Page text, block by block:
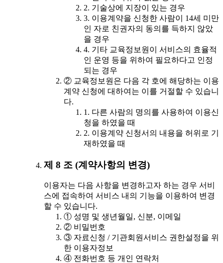
2. 기술상에 지장이 있는 경우
3. 이용계약을 신청한 사람이 14세 미만
인 자로 친권자의 동의를 득하지 않았
을 경우
4. 기타 교육정보원이 서비스의 효율적
인 운영 등을 위하여 필요하다고 인정
되는 경우
② 교육정보원은 다음 각 호에 해당하는 이용
계약 신청에 대하여는 이를 거절할 수 있습니
다.
1. 다른 사람의 명의를 사용하여 이용신
청을 하였을 때
2. 이용계약 신청서의 내용을 허위로 기
재하였을 때
제 8 조 (계약사항의 변경)
이용자는 다음 사항을 변경하고자 하는 경우 서비
스에 접속하여 서비스 내의 기능을 이용하여 변경
할 수 있습니다.
① 성명 및 생년월일, 신분, 이메일
② 비밀번호
③ 자료신청 / 기관회원서비스 권한설정을 위
한 이용자정보
④ 전화번호 등 개인 연락처